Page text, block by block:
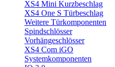
XS4 Mini Kurzbeschlag
XS4 One S Türbeschlag
Weitere Türkomponenten
Spindschlösser
Vorhängeschlösser
XS4 Com iGO
Systemkomponenten